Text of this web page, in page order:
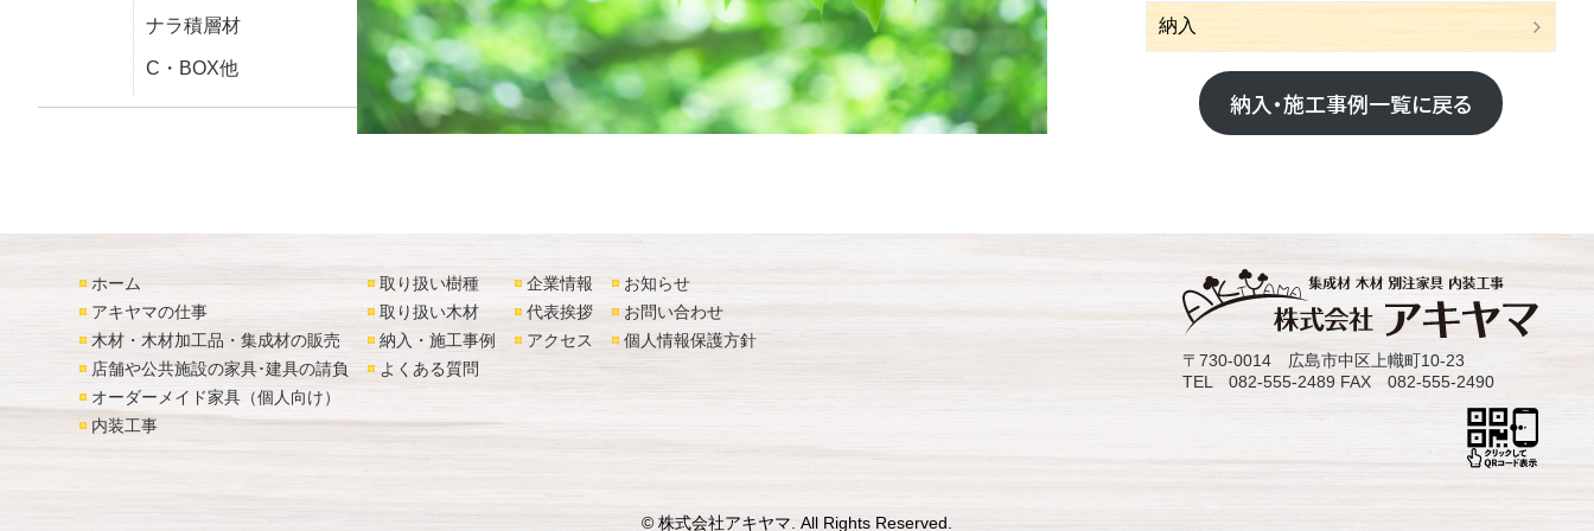
ナラ積層材
C・BOX他
納入
納入・施工事例一覧に戻る
ホーム
アキヤマの仕事
木材・木材加工品・集成材の販売
店舗や公共施設の家具･建具の請負
オーダーメイド家具（個人向け）
内装工事
取り扱い樹種
取り扱い木材
納入・施工事例
よくある質問
企業情報
代表挨拶
アクセス
お知らせ
お問い合わせ
個人情報保護方針
〒730-0014 広島市中区上幟町10-23
TEL 082-555-2489 FAX 082-555-2490
© 株式会社アキヤマ . All Rights Reserved.